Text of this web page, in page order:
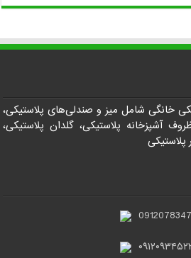
خانگی شامل میز و صندلی‌های پلاستیکی،
آشپزخانه پلاستیکی، گلدان پلاستیکی،
پلاستیکی